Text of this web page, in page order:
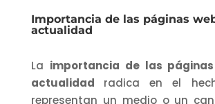
Importancia de las páginas
actualidad
La importancia de las
actualidad radica en el
representan un medio o un